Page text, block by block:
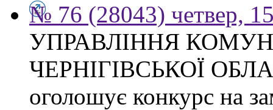
№ 76 (28043) четвер,
УПРАВЛІННЯ
ЧЕРНІГІВСЬКОЇ
оголошує конкурс на